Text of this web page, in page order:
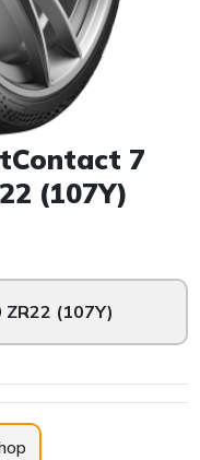
7
(107Y)
ZR22 (107Y)